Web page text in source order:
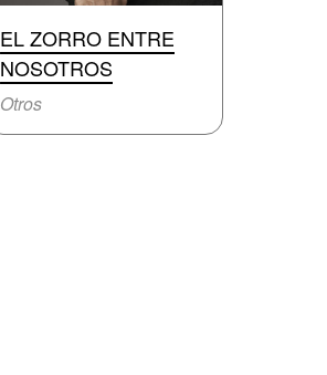
EL ZORRO ENTRE
NOSOTROS
Otros